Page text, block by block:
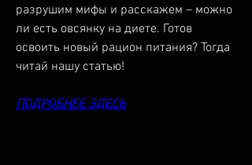
разрушим мифы и расскажем – можно
ли есть овсянку на диете. Готов
освоить новый рацион питания? Тогда
читай нашу статью!
ПОДРОБНЕЕ ЗДЕСЬ